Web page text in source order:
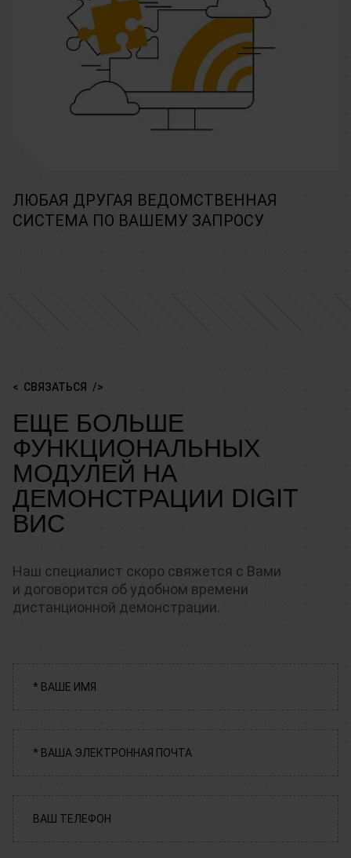
ЛЮБАЯ ДРУГАЯ ВЕДОМСТВЕННАЯ
СИСТЕМА ПО ВАШЕМУ ЗАПРОСУ
СВЯЗАТЬСЯ
ЕЩЕ БОЛЬШЕ
ФУНКЦИОНАЛЬНЫХ
МОДУЛЕЙ НА
ДЕМОНСТРАЦИИ DIGIT
ВИС
Наш специалист скоро свяжется с Вами
и договорится об удобном времени
дистанционной демонстрации.